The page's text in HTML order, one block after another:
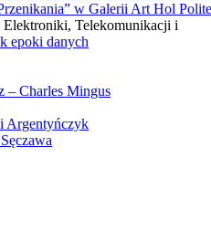
w Galerii Art Hol
Telekomunikacji i
epoki danych
– Charles Mingus
Argentyńczyk